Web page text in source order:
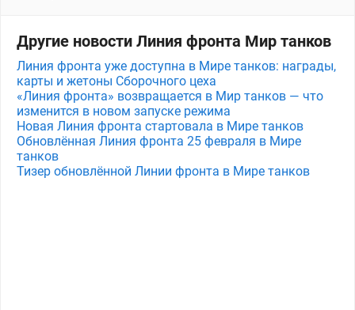
Другие новости Линия фронта Мир танков
Линия фронта уже доступна в Мире танков: награды,
карты и жетоны Сборочного цеха
«Линия фронта» возвращается в Мир танков — что
изменится в новом запуске режима
Новая Линия фронта стартовала в Мире танков
Обновлённая Линия фронта 25 февраля в Мире
танков
Тизер обновлённой Линии фронта в Мире танков